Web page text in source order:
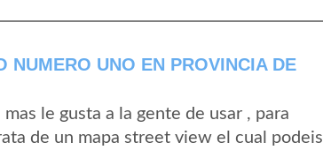
NUMERO UNO EN PROVINCIA DE
le gusta a la gente de usar , para
de un mapa street view el cual podeis